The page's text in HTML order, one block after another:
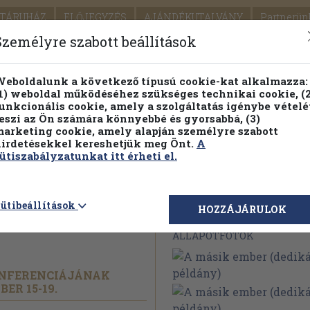
ELŐJEGYZÉS AJÁNDÉKUTALVÁNY
SEGÍTSÉG
PILLANATNYI ÁRAINK FENNTARTHATÓ
Részletes kereső Témaköri fa
15-19.
Megvásárolható
ÁLLAPOTFOTÓK
szabott beállítások
a következő típusú cookie-kat alkalmazza:
weboldal működéséhez szükséges technikai cookie,
cookie, amely a szolgáltatás igénybe
az Ön számára könnyebbé és gyorsabbá, (3)
cookie, amely alapján személyre szabott
kereshetjük meg Önt. A
itt érheti el.
HOZZÁJÁRULOK